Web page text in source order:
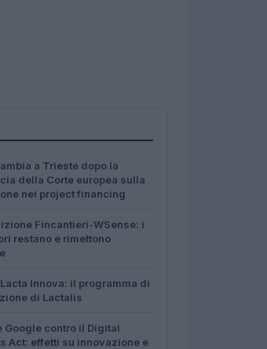
a Trieste dopo la
della Corte europea sulla
nei project financing
Fincantieri-WSense: i
restano e rimettono
Innova: il programma di
di Lactalis
Google contro il Digital
Act: effetti su innovazione e